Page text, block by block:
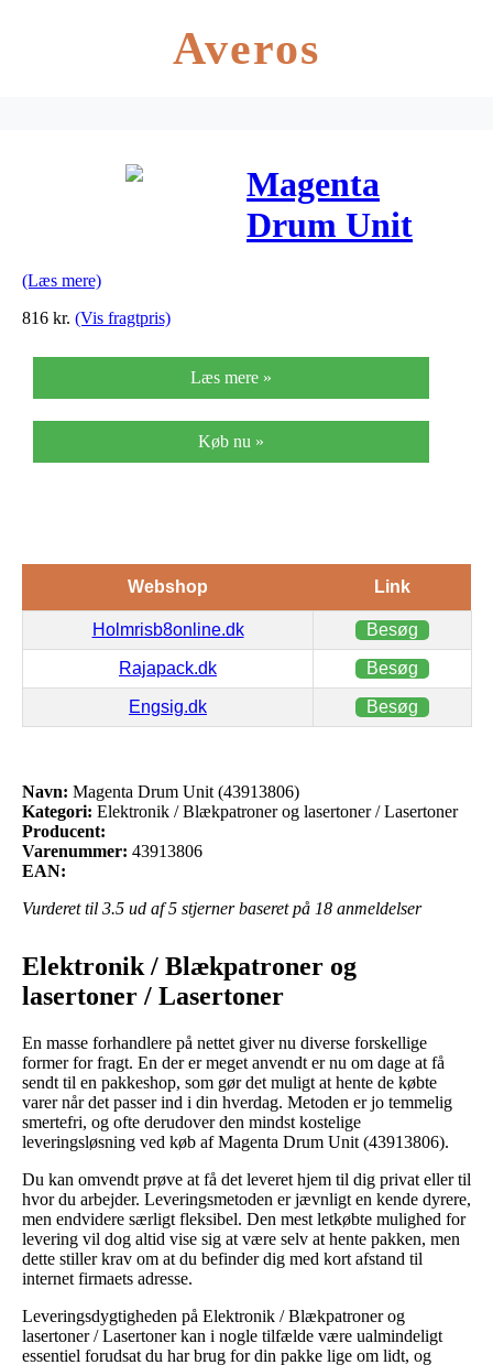
Averos
Magenta
Drum Unit
(Læs mere)
816 kr. (Vis fragtpris)
Læs mere »
Køb nu »
Webshop Link
Holmrisb8online.dk Besøg
Rajapack.dk Besøg
Engsig.dk Besøg
Navn: Magenta Drum Unit (43913806)
Kategori: Elektronik / Blækpatroner og lasertoner / Lasertoner
Producent:
Varenummer: 43913806
EAN:
Vurderet til 3.5 ud af 5 stjerner baseret på 18 anmeldelser
Elektronik / Blækpatroner og
lasertoner / Lasertoner
En masse forhandlere på nettet giver nu diverse forskellige
former for fragt. En der er meget anvendt er nu om dage at få
sendt til en pakkeshop, som gør det muligt at hente de købte
varer når det passer ind i din hverdag. Metoden er jo temmelig
smertefri, og ofte derudover den mindst kostelige
leveringsløsning ved køb af Magenta Drum Unit (43913806).
Du kan omvendt prøve at få det leveret hjem til dig privat eller til
hvor du arbejder. Leveringsmetoden er jævnligt en kende dyrere,
men endvidere særligt fleksibel. Den mest letkøbte mulighed for
levering vil dog altid vise sig at være selv at hente pakken, men
dette stiller krav om at du befinder dig med kort afstand til
internet firmaets adresse.
Leveringsdygtigheden på Elektronik / Blækpatroner og
lasertoner / Lasertoner kan i nogle tilfælde være ualmindeligt
essentiel forudsat du har brug for din pakke lige om lidt, og